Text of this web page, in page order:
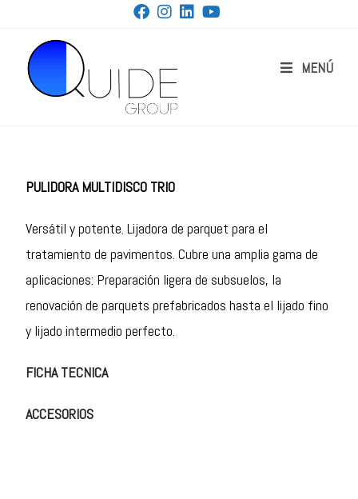
MENÚ
PULIDORA MULTIDISCO TRIO
Versátil y potente. Lijadora de parquet para el
tratamiento de pavimentos. Cubre una amplia gama de
aplicaciones: Preparación ligera de subsuelos, la
renovación de parquets prefabricados hasta el lijado fino
y lijado intermedio perfecto.
FICHA TECNICA
ACCESORIOS